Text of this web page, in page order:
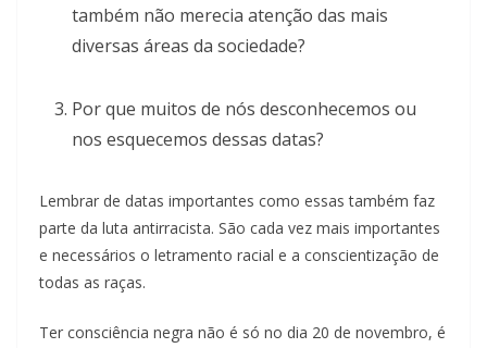
também não merecia atenção das mais
diversas áreas da sociedade?
Por que muitos de nós desconhecemos ou
nos esquecemos dessas datas?
Lembrar de datas importantes como essas também faz
parte da luta antirracista. São cada vez mais importantes
e necessários o letramento racial e a conscientização de
todas as raças.
Ter consciência negra não é só no dia 20 de novembro, é